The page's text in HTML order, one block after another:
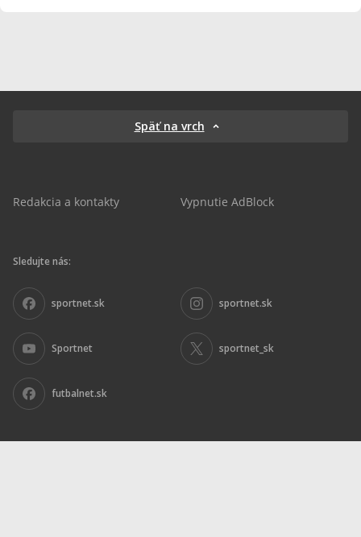
Späť na vrch
Redakcia a kontakty Vypnutie AdBlock
Sledujte nás:
sportnet.sk sportnet.sk
Sportnet sportnet_sk
futbalnet.sk